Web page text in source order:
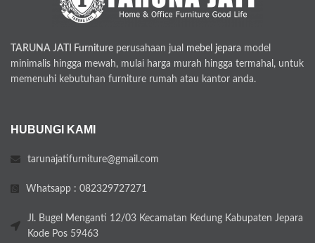
TARUNA JATI Furniture perusahaan jual mebel jepara model
minimalis hingga mewah, mulai harga murah hingga termahal, untuk
memenuhi kebutuhan furniture rumah atau kantor anda.
HUBUNGI KAMI
tarunajatifurniture@gmail.com
Whatsapp : 082329727271
Jl. Bugel Menganti 12/03 Kecamatan Kedung Kabupaten Jepara
Kode Pos 59463